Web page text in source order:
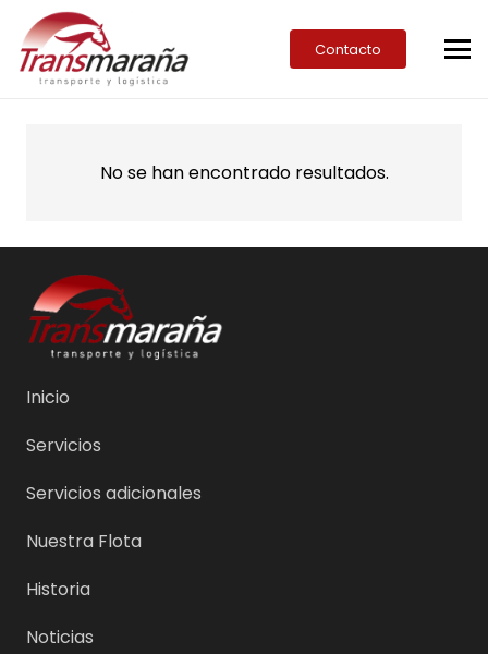
Contacto
No se han encontrado resultados.
Inicio
Servicios
Servicios adicionales
Nuestra Flota
Historia
Noticias